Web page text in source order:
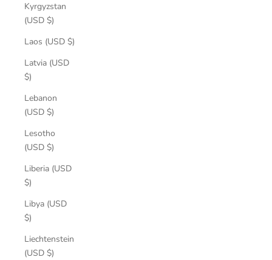
Kyrgyzstan
(USD $)
Laos (USD $)
Latvia (USD
$)
Lebanon
(USD $)
Lesotho
(USD $)
Liberia (USD
$)
Libya (USD
$)
Liechtenstein
(USD $)